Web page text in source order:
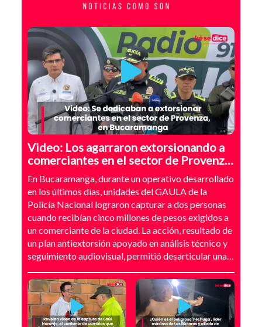
Video: Los agarraron extorsionando a
comerciantes en el sector de Provenza,
Bucaramanga
En Bucaramanga, durante un operativo desarrollado
en los últimos días, unidades del GAULA de la
Policía Nacional lograron capturar a dos personas
cuando recibían cinco millones de pesos exigidos a
un comerciante de la ciudad. La acción, resultado de
un plan antiextorsión apoyado en análisis técnico y
seguimiento audiovisual, permitió desarticular una
digitales, suplantación de grupos armados y presión
directa sobre establecimientos comerciales. La
investigación no comenzó con la captura, sino con el
temor de un comerciante que empezó a recibir